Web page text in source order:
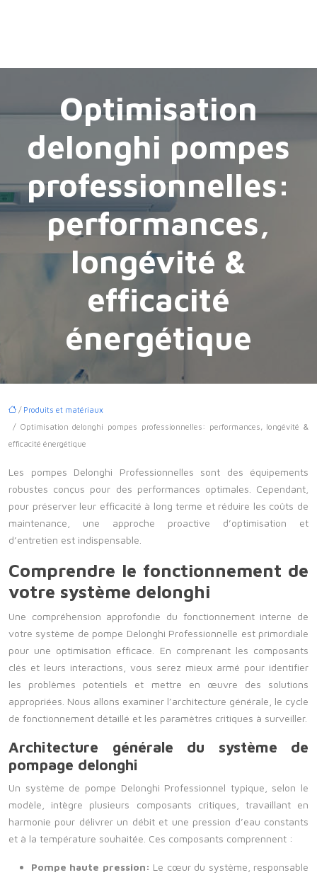
Optimisation
delonghi pompes
professionnelles:
performances,
longévité &
efficacité
énergétique
/ Produits et matériaux
/ Optimisation delonghi pompes professionnelles: performances, longévité &
efficacité énergétique
Les pompes Delonghi Professionnelles sont des équipements
robustes conçus pour des performances optimales. Cependant,
pour préserver leur efficacité à long terme et réduire les coûts de
maintenance, une approche proactive d’optimisation et
d’entretien est indispensable.
Comprendre le fonctionnement de
votre système delonghi
Une compréhension approfondie du fonctionnement interne de
votre système de pompe Delonghi Professionnelle est primordiale
pour une optimisation efficace. En comprenant les composants
clés et leurs interactions, vous serez mieux armé pour identifier
les problèmes potentiels et mettre en œuvre des solutions
appropriées. Nous allons examiner l’architecture générale, le cycle
de fonctionnement détaillé et les paramètres critiques à surveiller.
Architecture générale du système de
pompage delonghi
Un système de pompe Delonghi Professionnel typique, selon le
modèle, intègre plusieurs composants critiques, travaillant en
harmonie pour délivrer un débit et une pression d’eau constants
et à la température souhaitée. Ces composants comprennent :
Pompe haute pression: Le cœur du système, responsable